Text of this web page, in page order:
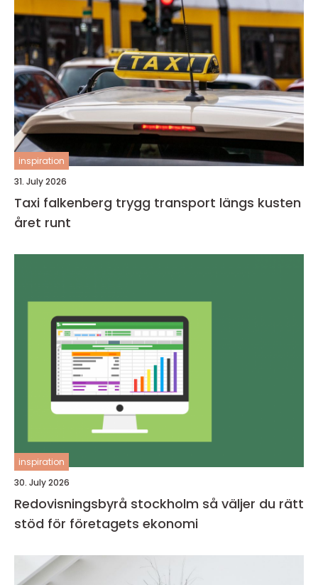
inspiration
31. July 2026
Taxi falkenberg trygg transport längs kusten
året runt
inspiration
30. July 2026
Redovisningsbyrå stockholm så väljer du rätt
stöd för företagets ekonomi